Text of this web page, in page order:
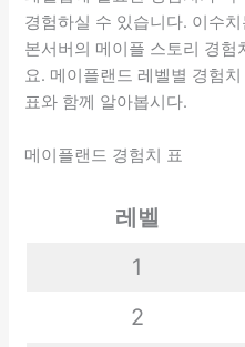
경험하실 수 있습니다. 이수치
본서버의 메이플 스토리 경험
요. 메이플랜드 레벨별 경험
표와 함께 알아봅시다.
메이플랜드 경험치 표
레벨
1
2